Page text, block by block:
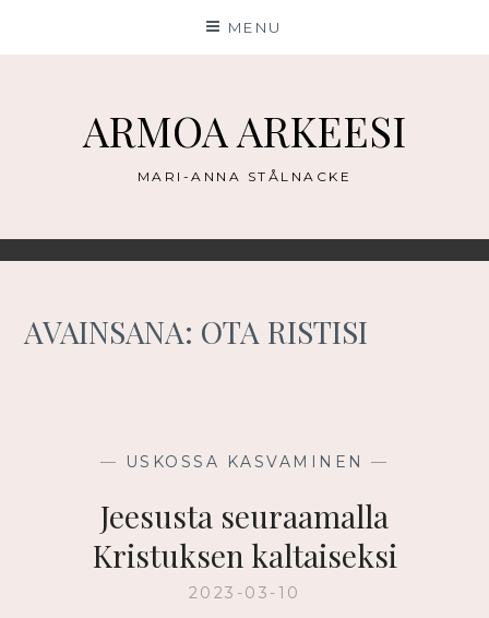
MENU
ARMOA ARKEESI
MARI-ANNA STÅLNACKE
AVAINSANA: OTA RISTISI
— USKOSSA KASVAMINEN —
Jeesusta seuraamalla
Kristuksen kaltaiseksi
2023-03-10